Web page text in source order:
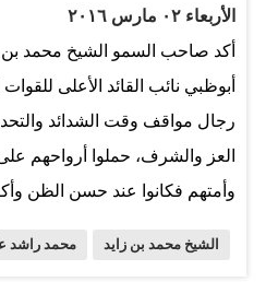
خصوصاً للمجندين المنتسبين إلى
وفق أحدث أنظمة التدريب
الشيخ محمد بن زايد آل نهيان إن
الاستثمار بالإنسان الإماراتي
الأربعاء ٠٢ مارس ٢٠١٦
أكد صاحب السمو الشيخ محمد بن
أبوظبي نائب القائد الأعلى
رجال مواقف وقت الشدائد
العز والشرف، حملوا أرواحهم
وأمتهم فكانوا عند حسن الظن
الشيخ محمد بن زايد محمد راشد